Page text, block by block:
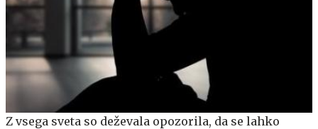
Z vsega sveta so deževala opozorila, da se lahko